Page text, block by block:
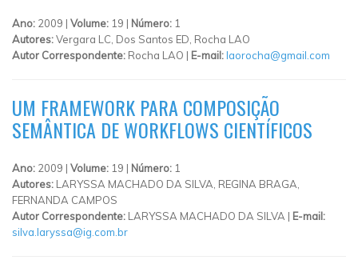
Ano: 2009 | Volume: 19 | Número: 1
Autores:Vergara LC, Dos Santos ED, Rocha LAO
Autor Correspondente: Rocha LAO | E-mail:laorocha@gmail.com
UM FRAMEWORK PARA COMPOSIÇÃO
SEMÂNTICA DE WORKFLOWS CIENTÍFICOS
Ano: 2009 | Volume: 19 | Número: 1
Autores: LARYSSA MACHADO DA SILVA, REGINA BRAGA,
FERNANDA CAMPOS
Autor Correspondente: LARYSSA MACHADO DA SILVA | E-mail:
silva.laryssa@ig.com.br